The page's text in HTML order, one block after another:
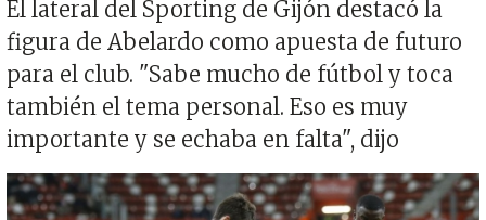
El lateral del Sporting de Gijón destacó la
figura de Abelardo como apuesta de futuro
para el club. "Sabe mucho de fútbol y toca
también el tema personal. Eso es muy
importante y se echaba en falta", dijo
Imagen